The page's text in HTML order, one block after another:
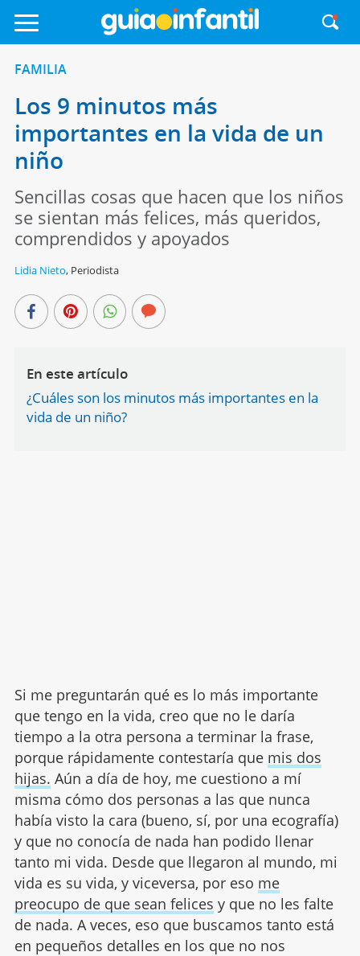
FAMILIA
Los 9 minutos más
importantes en la vida de un
niño
Sencillas cosas que hacen que los niños
se sientan más felices, más queridos,
comprendidos y apoyados
Lidia Nieto, Periodista
En este artículo
¿Cuáles son los minutos más importantes en la
vida de un niño?
Si me preguntarán qué es lo más importante
que tengo en la vida, creo que no le daría
tiempo a la otra persona a terminar la frase,
porque rápidamente contestaría que mis dos
hijas. Aún a día de hoy, me cuestiono a mí
misma cómo dos personas a las que nunca
había visto la cara (bueno, sí, por una ecografía)
y que no conocía de nada han podido llenar
tanto mi vida. Desde que llegaron al mundo, mi
vida es su vida, y viceversa, por eso me
preocupo de que sean felices y que no les falte
de nada. A veces, eso que buscamos tanto está
en pequeños detalles en los que no nos